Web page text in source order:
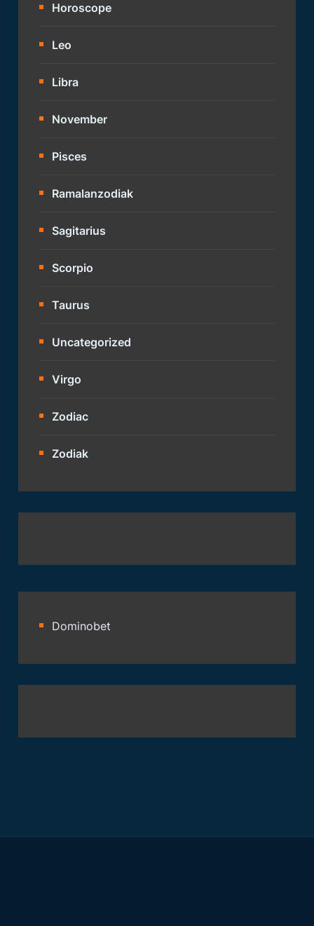
Horoscope
Leo
Libra
November
Pisces
Ramalanzodiak
Sagitarius
Scorpio
Taurus
Uncategorized
Virgo
Zodiac
Zodiak
Dominobet